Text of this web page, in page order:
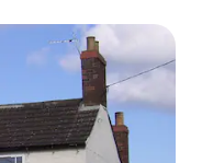
„Odabrali gosti”